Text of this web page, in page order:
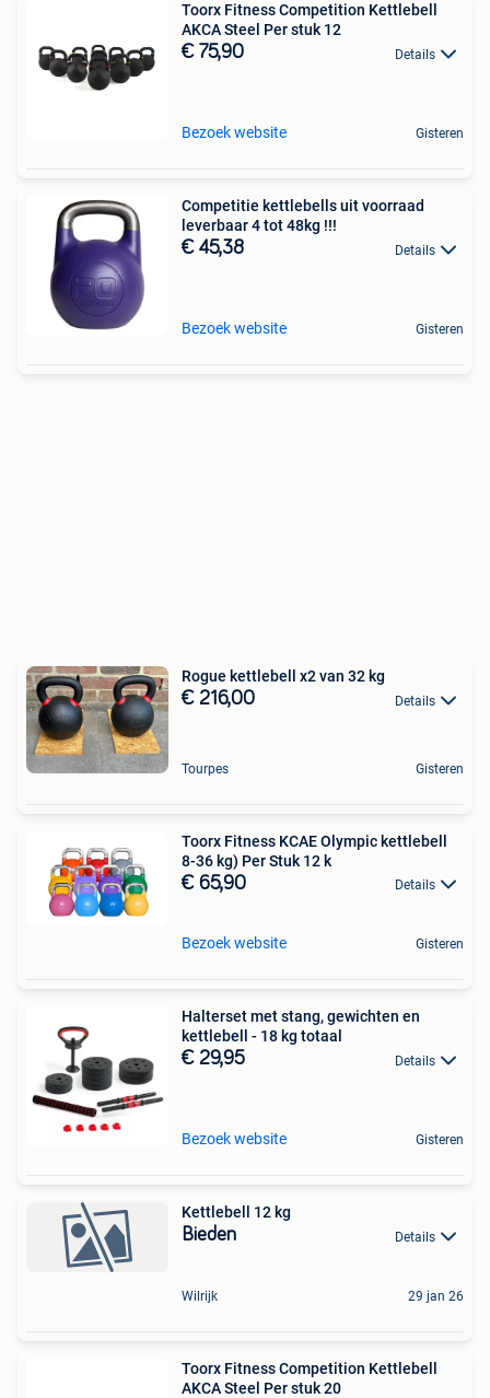
Toorx Fitness Competition Kettlebell
AKCA Steel Per stuk 12
€ 75,90 Details
Bezoek website Gisteren
Competitie kettlebells uit voorraad
leverbaar 4 tot 48kg !!!
€ 45,38 Details
Bezoek website Gisteren
Rogue kettlebell x2 van 32 kg
€ 216,00 Details
Tourpes Gisteren
Toorx Fitness KCAE Olympic kettlebell
8-36 kg) Per Stuk 12 k
€ 65,90 Details
Bezoek website Gisteren
Halterset met stang, gewichten en
kettlebell - 18 kg totaal
€ 29,95 Details
Bezoek website Gisteren
Kettlebell 12 kg
Bieden Details
Wilrijk 29 jan 26
Toorx Fitness Competition Kettlebell
AKCA Steel Per stuk 20